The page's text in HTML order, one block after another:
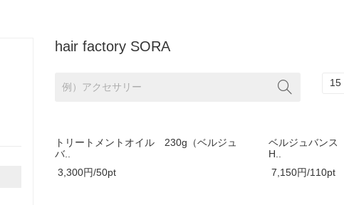
hair factory SORA
トリートメントオイル 230g（ベルジュ
バ..
3,300円/50pt
ベルジュバン
H..
7,150円/110pt